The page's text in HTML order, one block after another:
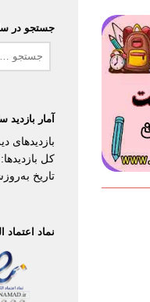
جستجو در
آمار بازدید
بازدیدهای
کل بازدیدها:
تاریخ
نماد اعتماد